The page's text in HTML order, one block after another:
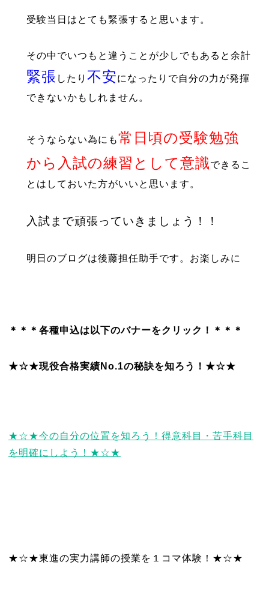
受験当日はとても緊張すると思います。
その中でいつもと違うことが少しでもあ ると余計
緊張 したり 不安に なったりで自分の力が発揮
できないかもしれません。
そうならない為にも常日頃の受験勉強
から入試の練習として意識できるこ
とはしておいた方がいいと思います。
入試まで頑張っていきましょう！！
明日のブログは後藤担任助手です。お楽しみに
＊＊＊各種申込は以下のバナーをクリック！＊＊＊
★☆★現役合格実績No.1の秘訣を知ろう！★☆★
★☆★今の自分の位置を知ろう！得意科目・苦手科目
を明確にしよう！★☆★
★☆★東進の実力講師の授業を１コマ体験！★☆★